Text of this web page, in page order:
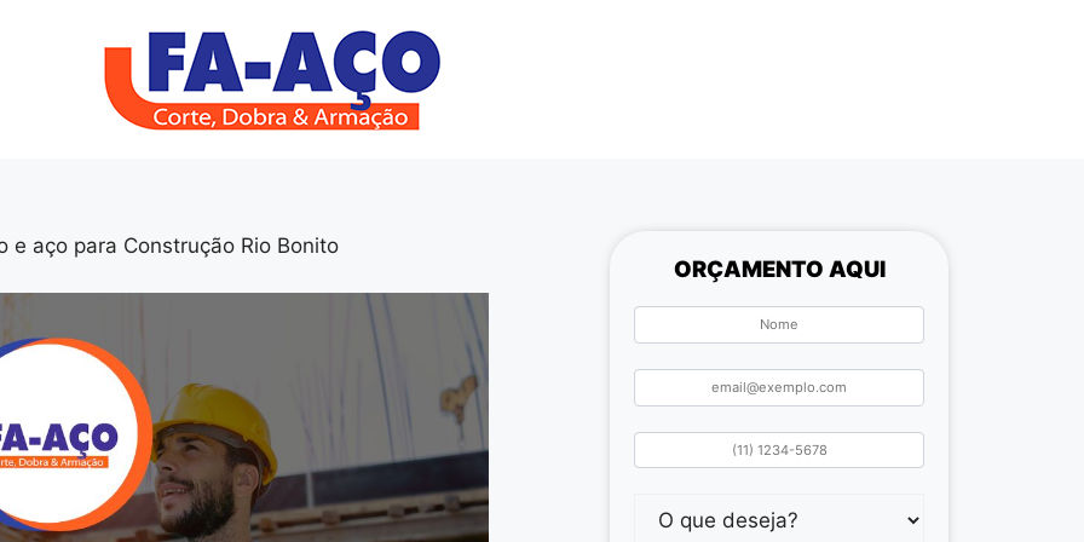
e aço para Construção Rio Bonito
ORÇAMENTO AQUI